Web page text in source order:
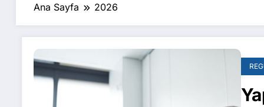
Ana Sayfa 2026